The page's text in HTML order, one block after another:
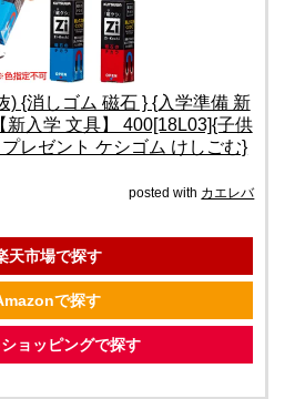
) {消しゴム 磁石 } {入学準備 新
新入学 文具】 400[18L03]{子供
レゼント ケシゴム けしごむ}
posted with カエレバ
天市場で探す
で探す
ョッピングで探す